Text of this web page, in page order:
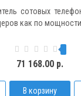
сотовых
как по мощности..
71 168.00 р.
В корзину